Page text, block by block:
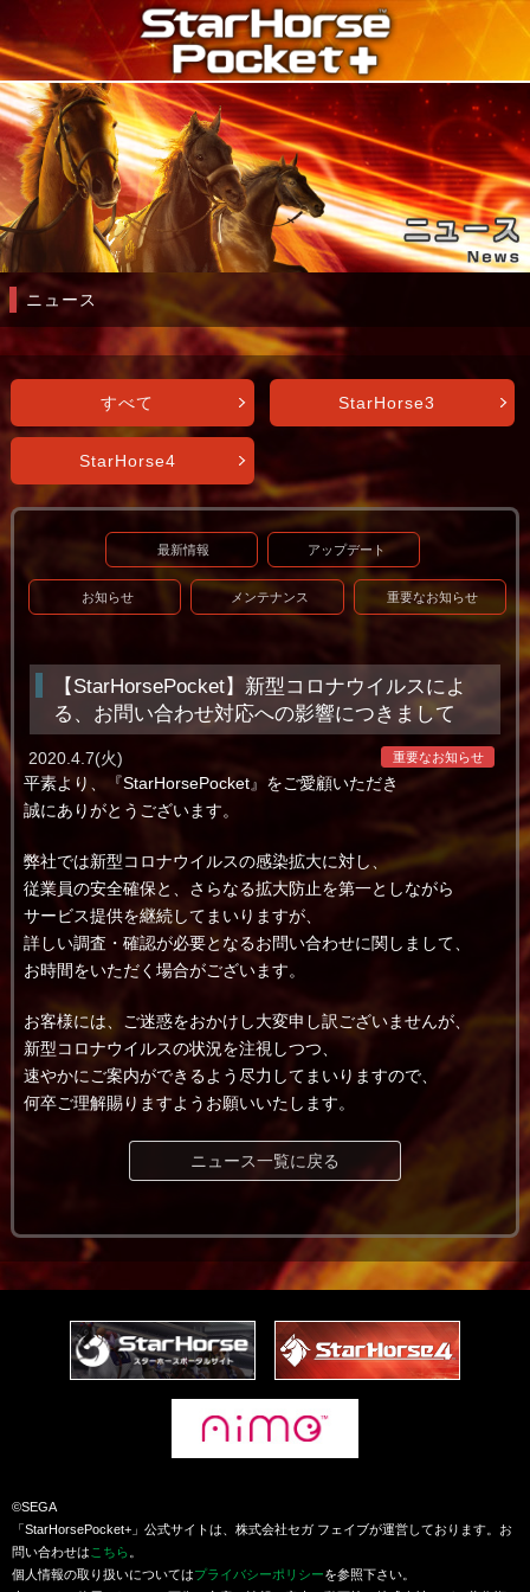
ニュース
すべて StarHorse3
StarHorse4
最新情報 アップデート
お知らせ メンテナンス 重要なお知らせ
【StarHorsePocket】新型コロナウイルスによ
る、お問い合わせ対応への影響につきまして
重要なお知らせ
2020.4.7(火)
平素より、『StarHorsePocket』をご愛顧いただき
誠にありがとうございます。
弊社では新型コロナウイルスの感染拡大に対し、
従業員の安全確保と、さらなる拡大防止を第一としながら
サービス提供を継続してまいりますが、
詳しい調査・確認が必要となるお問い合わせに関しまして、
お時間をいただく場合がございます。
お客様には、ご迷惑をおかけし大変申し訳ございませんが、
新型コロナウイルスの状況を注視しつつ、
速やかにご案内ができるよう尽力してまいりますので、
何卒ご理解賜りますようお願いいたします。
ニュース一覧に戻る
©SEGA
「StarHorsePocket+」公式サイトは、株式会社セガ フェイブが運営しております。お
問い合わせは こちら 。
個人情報の取り扱いについてはプライバシーポリシーを参照下さい。